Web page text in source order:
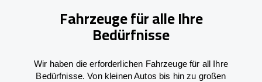
Fahrzeuge für alle Ihre
Bedürfnisse
Wir haben die erforderlichen Fahrzeuge für all Ihre
Bedürfnisse. Von kleinen Autos bis hin zu großen